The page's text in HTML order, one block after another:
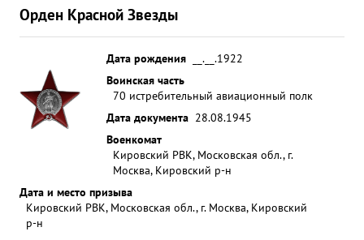
Орден Красной Звезды
Дата рождения
__.__.1922
Воинская часть
70 истребительный авиационный полк
Дата документа 28.08.1945
Военкомат
Кировский РВК, Московская обл., г.
Москва, Кировский р-н
Дата и место призыва
Кировский РВК, Московская обл., г. Москва, Кировский
р-н